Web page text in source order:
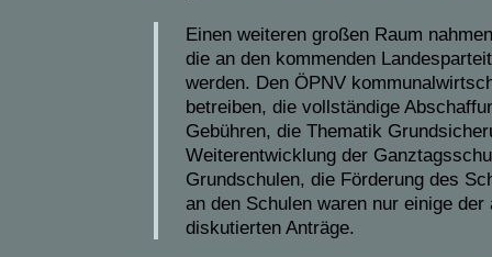
Einen weiteren großen Raum
die an den kommenden
werden. Den ÖPNV
betreiben, die vollständige
Gebühren, die Thematik
Weiterentwicklung der
Grundschulen, die Förderung des
an den Schulen waren nur einige der
diskutierten Anträge.